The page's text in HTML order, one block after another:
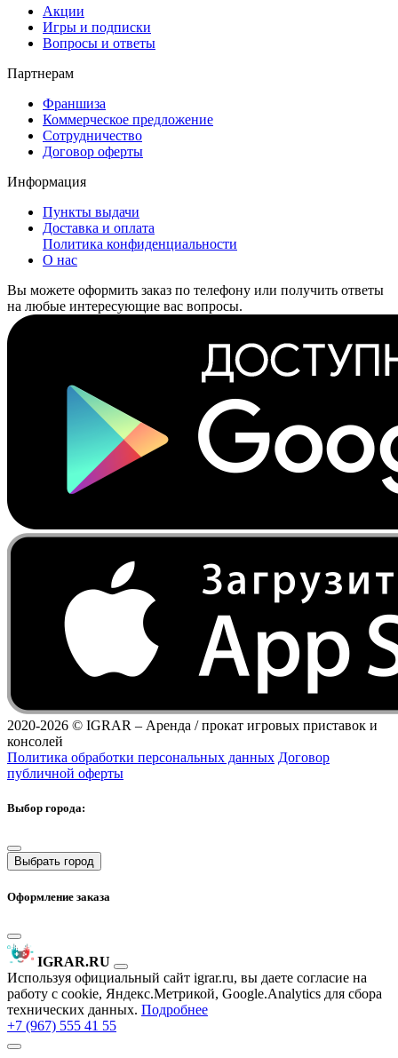
Акции
Игры и подписки
Вопросы и ответы
Партнерам
Франшиза
Коммерческое предложение
Сотрудничество
Договор оферты
Информация
Пункты выдачи
Доставка и оплата
Политика конфиденциальности
О нас
Вы можете оформить заказ по телефону или получить ответы
на любые интересующие вас вопросы.
2020-2026 © IGRAR – Аренда / прокат игровых приставок и
консолей
Политика обработки персональных данных Договор
публичной оферты
Выбор города:
Выбрать город
Оформление заказа
IGRAR.RU
Используя официальный сайт igrar.ru, вы даете согласие на
работу с cookie, Яндекс.Метрикой, Google.Analytics для сбора
технических данных. Подробнее
+7 (967) 555 41 55